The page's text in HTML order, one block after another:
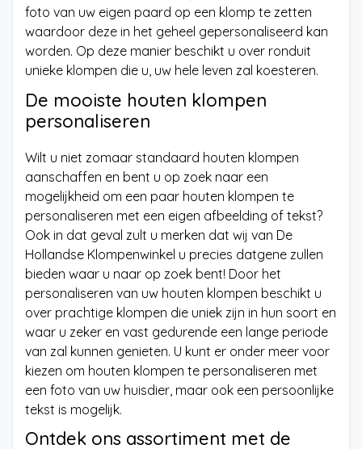
foto van uw eigen paard op een klomp te zetten
waardoor deze in het geheel gepersonaliseerd kan
worden. Op deze manier beschikt u over ronduit
unieke klompen die u, uw hele leven zal koesteren.
De mooiste houten klompen
personaliseren
Wilt u niet zomaar standaard houten klompen
aanschaffen en bent u op zoek naar een
mogelijkheid om een paar houten klompen te
personaliseren met een eigen afbeelding of tekst?
Ook in dat geval zult u merken dat wij van De
Hollandse Klompenwinkel u precies datgene zullen
bieden waar u naar op zoek bent! Door het
personaliseren van uw houten klompen beschikt u
over prachtige klompen die uniek zijn in hun soort en
waar u zeker en vast gedurende een lange periode
van zal kunnen genieten. U kunt er onder meer voor
kiezen om houten klompen te personaliseren met
een foto van uw huisdier, maar ook een persoonlijke
tekst is mogelijk.
Ontdek ons assortiment met de